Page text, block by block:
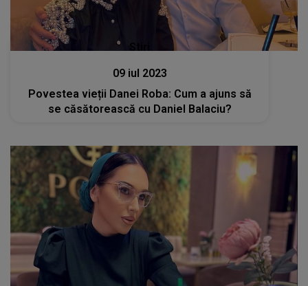
Stiri
09 iul 2023
Povestea vieții Danei Roba: Cum a ajuns să
se căsătorească cu Daniel Balaciu?